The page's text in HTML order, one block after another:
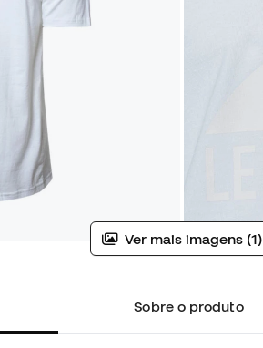
Ver mais imagens (1)
Sobre o produto